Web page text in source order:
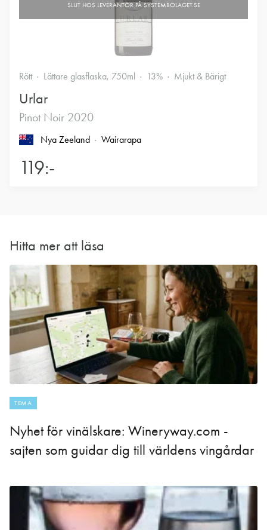
Rött Lättare glasflaska, 750ml 13% Mjukt & Bärigt
Urlar
Pinot Noir 2020
Nya Zeeland Wairarapa
119:-
Hitta mer att läsa
TEMA
Nyhet för vinälskare: Wineryway.com -
sajten som guidar dig till världens vingårdar